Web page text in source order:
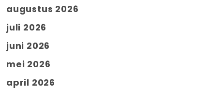
augustus 2026
juli 2026
juni 2026
mei 2026
april 2026